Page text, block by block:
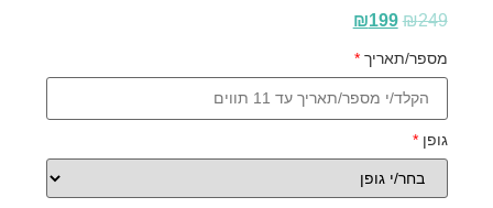
₪249
₪199
מספר/תאריך*
גופן*